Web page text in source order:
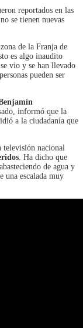
reportados en las
se tienen nuevas
de la Franja de
es algo inaudito
vio y se han llevado
pueden ser
informó que la
a la ciudadanía que
nacional
. Ha dicho que
de agua y
una escalada muy